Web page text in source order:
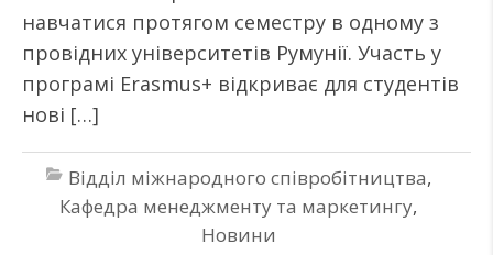
навчатися протягом семестру в одному з
провідних університетів Румунії. Участь у
програмі Erasmus+ відкриває для студентів
нові […]
Відділ міжнародного співробітництва,
Кафедра менеджменту та маркетингу,
Новини